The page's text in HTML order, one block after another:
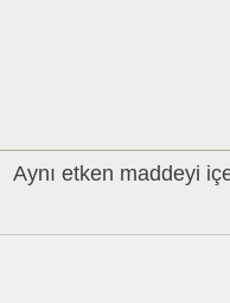
Aynı etken maddeyi